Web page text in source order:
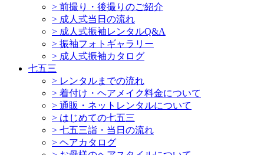
> 前撮り・後撮りのご紹介
> 成人式当日の流れ
> 成人式振袖レンタルQ&A
> 振袖フォトギャラリー
> 成人式振袖カタログ
七五三
> レンタルまでの流れ
> 着付け・ヘアメイク料金について
> 通販・ネットレンタルについて
> はじめての七五三
> 七五三詣・当日の流れ
> ヘアカタログ